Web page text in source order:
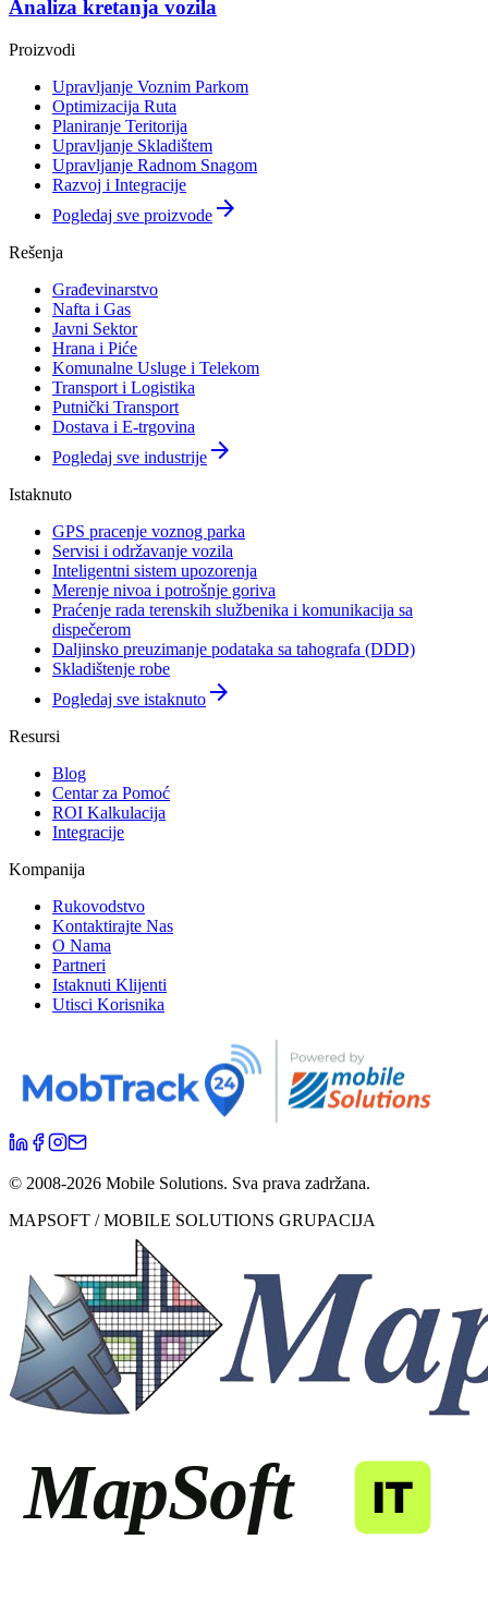
Analiza kretanja vozila
Proizvodi
Upravljanje Voznim Parkom
Optimizacija Ruta
Planiranje Teritorija
Upravljanje Skladištem
Upravljanje Radnom Snagom
Razvoj i Integracije
Pogledaj sve proizvode arrow_forward
Rešenja
Građevinarstvo
Nafta i Gas
Javni Sektor
Hrana i Piće
Komunalne Usluge i Telekom
Transport i Logistika
Putnički Transport
Dostava i E-trgovina
Pogledaj sve industrije arrow_forward
Istaknuto
GPS pracenje voznog parka
Servisi i održavanje vozila
Inteligentni sistem upozorenja
Merenje nivoa i potrošnje goriva
Praćenje rada terenskih službenika i komunikacija sa
dispečerom
Daljinsko preuzimanje podataka sa tahografa (DDD)
Skladištenje robe
Pogledaj sve istaknuto arrow_forward
Resursi
Blog
Centar za Pomoć
ROI Kalkulacija
Integracije
Kompanija
Rukovodstvo
Kontaktirajte Nas
O Nama
Partneri
Istaknuti Klijenti
Utisci Korisnika
© 2008-2026 Mobile Solutions. Sva prava zadržana.
MAPSOFT / MOBILE SOLUTIONS GRUPACIJA
MapSoft IT